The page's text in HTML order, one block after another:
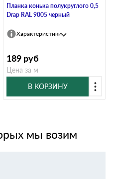
Планка конька полукруглого 0,5
Drap RAL 9005 черный
Характеристики
189 руб
Цена за м
В КОРЗИНУ
мы возим